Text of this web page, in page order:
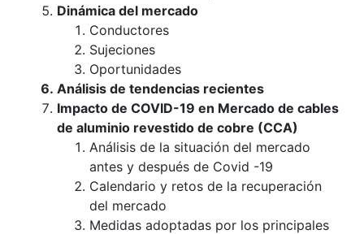
Dinámica del mercado
Conductores
Sujeciones
Oportunidades
Análisis de tendencias recientes
Impacto de COVID-19 en Mercado de cables
de aluminio revestido de cobre (CCA)
Análisis de la situación del mercado
antes y después de Covid -19
Calendario y retos de la recuperación
del mercado
Medidas adoptadas por los principales